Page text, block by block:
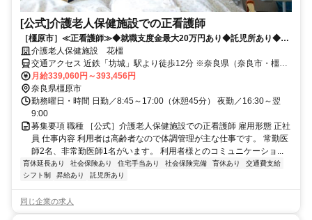
[公式]介護老人保健施設での正看護師
［橿原市］≪正看護師≫◆就職支度金最大20万円あり◆託児所あり◆福
利厚生充実◆ブランクがある方も歓迎
介護老人保健施設 花橿
交通アクセス 近鉄「坊城」駅より徒歩12分 ※奈良県（奈良市・橿原
市・大和高田市・吉野郡・五條市）や和歌山県橋本市など 奈良県
内・県外から幅広く通勤されています。
月給339,060円～393,456円
奈良県橿原市
勤務曜日・時間 日勤／8:45～17:00（休憩45分） 夜勤／16:30～翌
9:00
募集要項 職種 ［公式］介護老人保健施設での正看護師 雇用形態 正社
員 仕事内容 利用者は高齢者なので体調管理が主な仕事です。 常勤医
師2名、非常勤医師1名がいます。 利用者様とのコミュニケーショ...
育休延長あり 社会保険あり 住宅手当あり 社会保険完備 育休あり
交通費支給
シフト制
昇給あり 託児所あり
同じ企業の求人